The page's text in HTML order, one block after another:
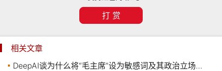
打 赏
相关文章
DeepAI谈为什么将“毛主席”设为敏感词及其政治立场问题